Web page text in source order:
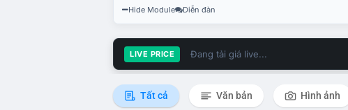
Hide Module Diễn đàn
LIVE PRICE Đang tải giá live...
Tất cả Văn bản Hình ảnh